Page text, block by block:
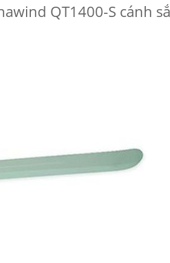
QT1400-S cánh